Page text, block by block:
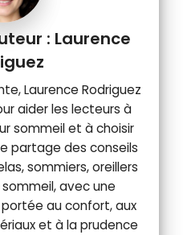
Laurence
Laurence Rodriguez
aider les lecteurs à
sommeil et à choisir
partage des conseils
sommiers, oreillers
avec une
au confort, aux
et à la prudence